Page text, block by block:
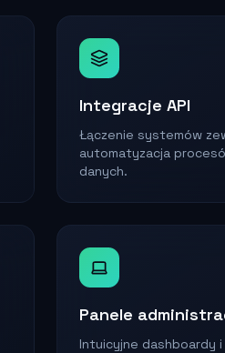
Integracje API
Łączenie systemów
automatyzacja
danych.
Panele
Intuicyjne dashboardy